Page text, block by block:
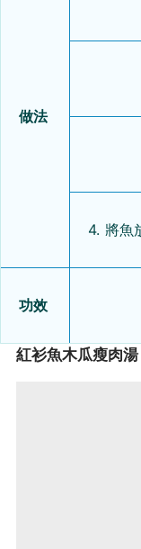
做法
4. 將魚
功效
紅衫魚木瓜瘦肉湯